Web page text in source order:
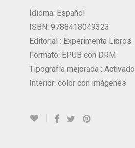
Idioma: Español
ISBN: 9788418049323
Editorial : Experimenta Libros
Formato: EPUB con DRM
Tipografía mejorada : Activado
Interior: color con imágenes